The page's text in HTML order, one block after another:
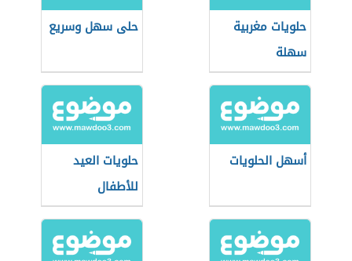
حلويات مغربية
سهلة
حلى سهل وسريع
أسهل الحلويات
حلويات العيد
للأطفال